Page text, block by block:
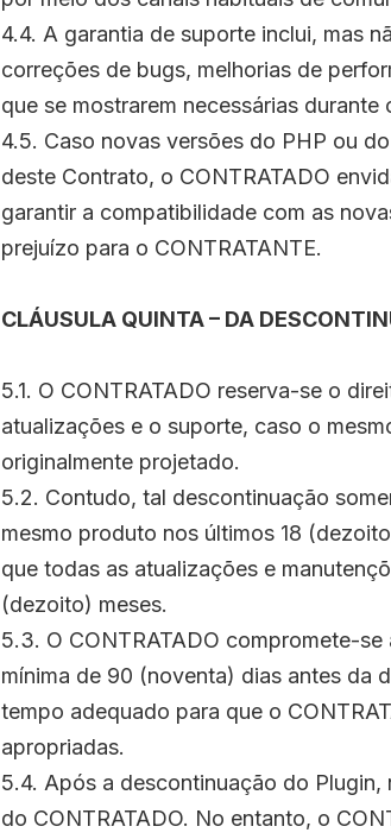
4.4. A garantia de suporte inclui, mas
correções de bugs, melhorias de
que se mostrarem necessárias
4.5. Caso novas versões do PHP ou
deste Contrato, o CONTRATADO
garantir a compatibilidade com as
prejuízo para o CONTRATANTE.
CLÁUSULA QUINTA – DA
5.1. O CONTRATADO reserva-se o
atualizações e o suporte, caso o
originalmente projetado.
5.2. Contudo, tal descontinuação
mesmo produto nos últimos 18
que todas as atualizações e
(dezoito) meses.
5.3. O CONTRATADO compromete-
mínima de 90 (noventa) dias antes da
tempo adequado para que o
apropriadas.
5.4. Após a descontinuação do
do CONTRATADO. No entanto, o